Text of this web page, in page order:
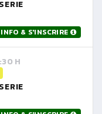
INFO & S'INSCRIRE
H